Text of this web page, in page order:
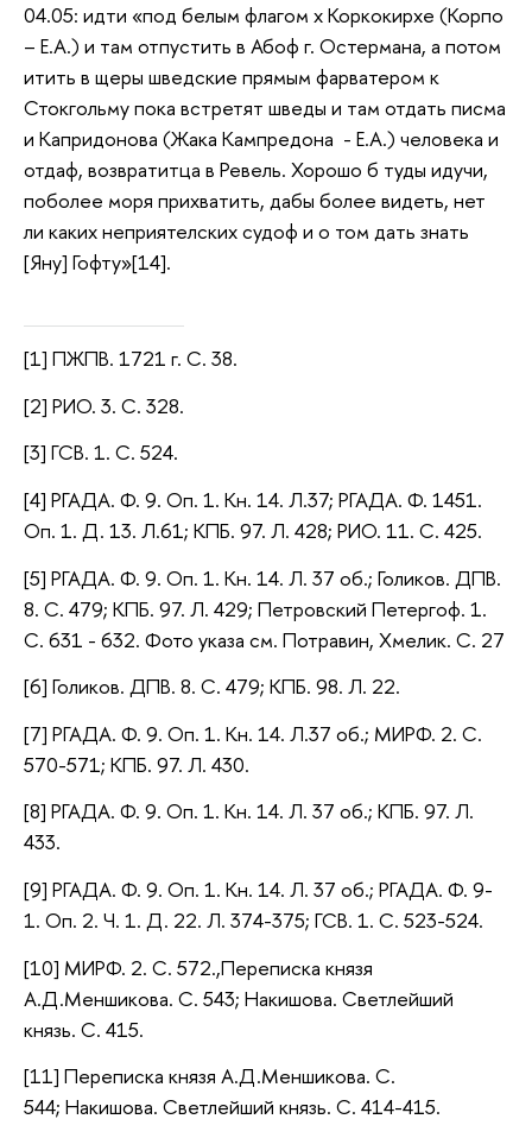
04.05: идти «под белым флагом х Коркокирхе (Корпо
– Е.А.) и там отпустить в Абоф г. Остермана, а потом
итить в щеры шведские прямым фарватером к
Стокгольму пока встретят шведы и там отдать писма
и Капридонова (Жака Кампредона - Е.А.) человека и
отдаф, возвратитца в Ревель. Хорошо б туды идучи,
поболее моря прихватить, дабы более видеть, нет
ли каких неприятелских судоф и о том дать знать
[Яну] Гофту»[14].
[1] ПЖПВ. 1721 г. С. 38.
[2] РИО. 3. С. 328.
[3] ГСВ. 1. С. 524.
[4] РГАДА. Ф. 9. Оп. 1. Кн. 14. Л.37; РГАДА. Ф. 1451.
Оп. 1. Д. 13. Л.61; КПБ. 97. Л. 428; РИО. 11. С. 425.
[5] РГАДА. Ф. 9. Оп. 1. Кн. 14. Л. 37 об.; Голиков. ДПВ.
8. С. 479; КПБ. 97. Л. 429; Петровский Петергоф. 1.
С. 631 - 632. Фото указа см. Потравин, Хмелик. С. 27
[6] Голиков. ДПВ. 8. С. 479; КПБ. 98. Л. 22.
[7] РГАДА. Ф. 9. Оп. 1. Кн. 14. Л.37 об.; МИРФ. 2. С.
570-571; КПБ. 97. Л. 430.
[8] РГАДА. Ф. 9. Оп. 1. Кн. 14. Л. 37 об.; КПБ. 97. Л.
433.
[9] РГАДА. Ф. 9. Оп. 1. Кн. 14. Л. 37 об.; РГАДА. Ф. 9-
1. Оп. 2. Ч. 1. Д. 22. Л. 374-375; ГСВ. 1. С. 523-524.
[10] МИРФ. 2. С. 572.,Переписка князя
А.Д.Меншикова. С. 543; Накишова. Светлейший
князь. С. 415.
[11] Переписка князя А.Д.Меншикова. С.
544; Накишова. Светлейший князь. С. 414-415.